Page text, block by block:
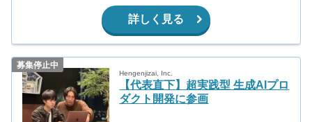
詳しく見る
募集停止中
Hengenjizai, Inc.
【代表直下】超実践型 生成AIプロ
ダクト開発に参画